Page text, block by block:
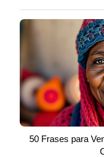
50 Frases para